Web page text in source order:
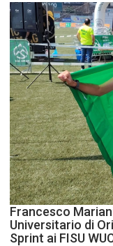
Francesco
Universitario di
Sprint ai FISU